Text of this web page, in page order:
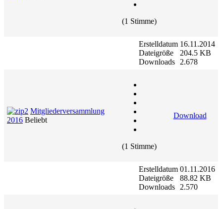
(1 Stimme)
Erstelldatum
Dateigröße
Downloads
16.11.2014
204.5 KB
2.678
Mitgliederversammlung
2016 Beliebt
(1 Stimme)
Download
Erstelldatum
Dateigröße
Downloads
01.11.2016
88.82 KB
2.570